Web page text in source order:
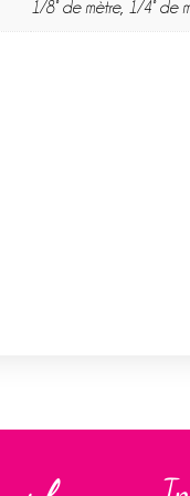
1/8° de mètre, 1/4° de